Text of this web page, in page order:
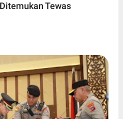
Tewas